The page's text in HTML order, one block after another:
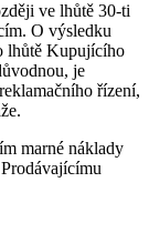
ve lhůtě 30-ti
O výsledku
lhůtě Kupujícího
je
řízení,
marné náklady